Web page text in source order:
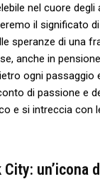
nel⁣ cuore degli
il ⁢significato
speranze di ‍una
anche in⁤
ogni passaggio‌
di passione e‍
‍e si intreccia con
un’icona